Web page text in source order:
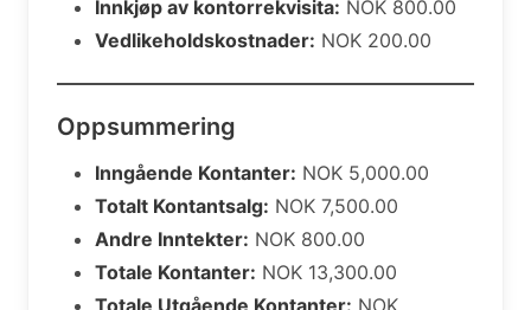
Innkjøp av kontorrekvisita: NOK 800.00
Vedlikeholdskostnader: NOK 200.00
Oppsummering
Inngående Kontanter: NOK 5,000.00
Totalt Kontantsalg: NOK 7,500.00
Andre Inntekter: NOK 800.00
Totale Kontanter: NOK 13,300.00
Totale Utgående Kontanter: NOK